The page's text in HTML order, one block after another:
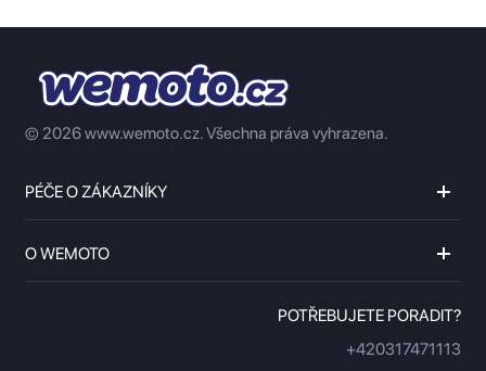
© 2026 www.wemoto.cz.Všechna práva vyhrazena.
PÉČE O ZÁKAZNÍKY
O WEMOTO
POTŘEBUJETE PORADIT?
+420317471113